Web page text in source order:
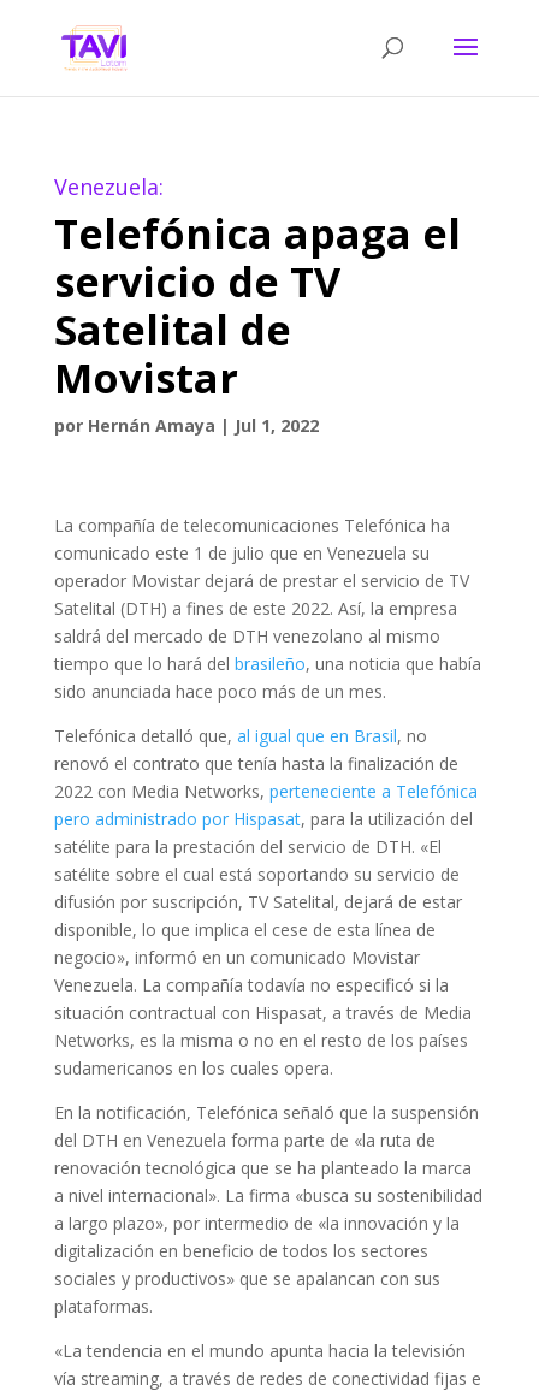
Venezuela:
Telefónica apaga el
servicio de TV
Satelital de
Movistar
por Hernán Amaya | Jul 1, 2022
La compañía de telecomunicaciones Telefónica ha
comunicado este 1 de julio que en Venezuela su
operador Movistar dejará de prestar el servicio de TV
Satelital (DTH) a fines de este 2022. Así, la empresa
saldrá del mercado de DTH venezolano al mismo
tiempo que lo hará del brasileño, una noticia que había
sido anunciada hace poco más de un mes.
Telefónica detalló que, al igual que en Brasil, no
renovó el contrato que tenía hasta la finalización de
2022 con Media Networks, perteneciente a Telefónica
pero administrado por Hispasat, para la utilización del
satélite para la prestación del servicio de DTH. «El
satélite sobre el cual está soportando su servicio de
difusión por suscripción, TV Satelital, dejará de estar
disponible, lo que implica el cese de esta línea de
negocio», informó en un comunicado Movistar
Venezuela. La compañía todavía no especificó si la
situación contractual con Hispasat, a través de Media
Networks, es la misma o no en el resto de los países
sudamericanos en los cuales opera.
En la notificación, Telefónica señaló que la suspensión
del DTH en Venezuela forma parte de «la ruta de
renovación tecnológica que se ha planteado la marca
a nivel internacional». La firma «busca su sostenibilidad
a largo plazo», por intermedio de «la innovación y la
digitalización en beneficio de todos los sectores
sociales y productivos» que se apalancan con sus
plataformas.
«La tendencia en el mundo apunta hacia la televisión
vía streaming, a través de redes de conectividad fijas e